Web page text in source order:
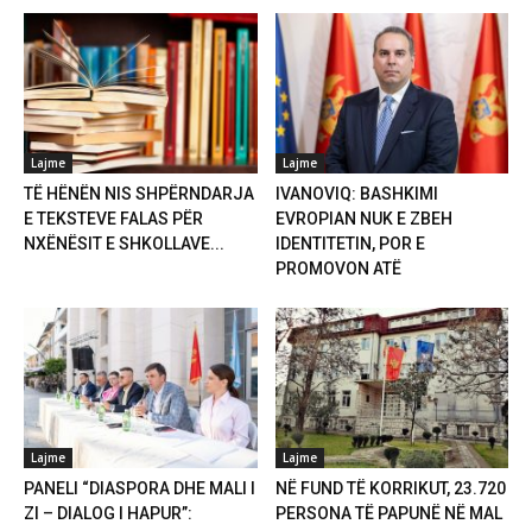
Lajme
TË HËNËN NIS SHPËRNDARJA
E TEKSTEVE FALAS PËR
NXËNËSIT E SHKOLLAVE...
Lajme
IVANOVIQ: BASHKIMI
EVROPIAN NUK E ZBEH
IDENTITETIN, POR E
PROMOVON ATË
Lajme
PANELI “DIASPORA DHE MALI I
ZI – DIALOG I HAPUR”:
Lajme
NË FUND TË KORRIKUT, 23.720
PERSONA TË PAPUNË NË MAL